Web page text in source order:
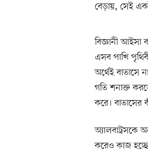
বেড়ায়, সেই
বিজ্ঞানী আইসা
এসব পাখি
অর্থেই বাতাসে
গতি শনাক্ত
করে। বাতাসের
অ্যালবাট্রসকে
করেও কাজ